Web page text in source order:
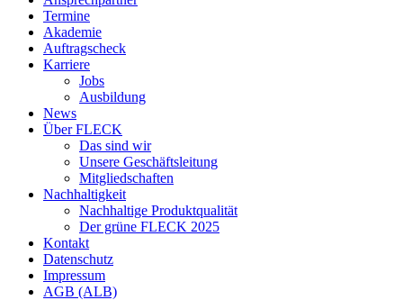
Termine
Akademie
Auftragscheck
Karriere
Jobs
Ausbildung
News
Über FLECK
Das sind wir
Unsere Geschäftsleitung
Mitgliedschaften
Nachhaltigkeit
Nachhaltige Produktqualität
Der grüne FLECK 2025
Kontakt
Datenschutz
Impressum
AGB (ALB)